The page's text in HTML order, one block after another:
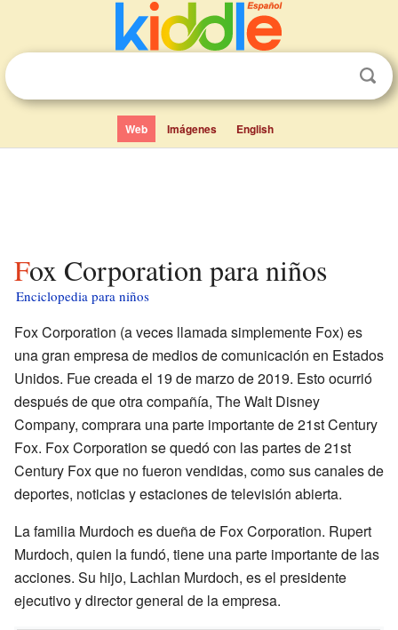
Web Imágenes English
Fox Corporation para niños
Enciclopedia para niños
Fox Corporation (a veces llamada simplemente Fox) es
una gran empresa de medios de comunicación en Estados
Unidos. Fue creada el 19 de marzo de 2019. Esto ocurrió
después de que otra compañía, The Walt Disney
Company, comprara una parte importante de 21st Century
Fox. Fox Corporation se quedó con las partes de 21st
Century Fox que no fueron vendidas, como sus canales de
deportes, noticias y estaciones de televisión abierta.
La familia Murdoch es dueña de Fox Corporation. Rupert
Murdoch, quien la fundó, tiene una parte importante de las
acciones. Su hijo, Lachlan Murdoch, es el presidente
ejecutivo y director general de la empresa.